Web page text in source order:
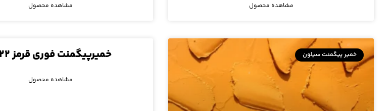
مشاهده محصول مشاهده محصول
خمیر پیگمنت سیلون خمیرپیگمنت فوری قرمز ۷۱۲۲
مشاهده محصول